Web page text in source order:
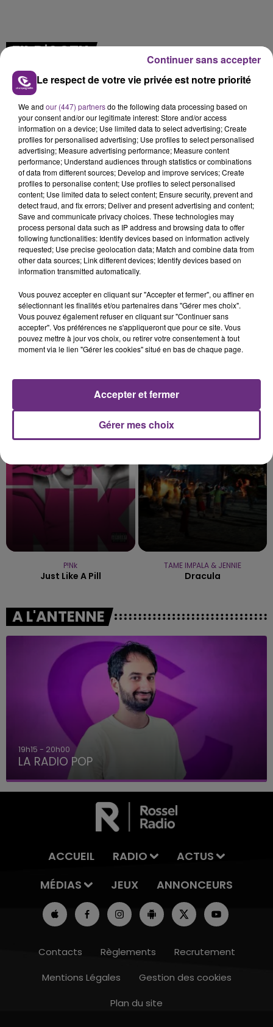
19h00 - 19h15
FIL D'ACTU
5 août 2026
UN FEU DE REMORQUE BLOQUE LA
CIRCULATION DANS LES ARDENNES
Un feu de remorque s'est déclaré ce mercredi en
fin de matinée sur l'A34.
5 août 2026
VENEZ FÊTER CE WEEK-END
L'ANNIVERSAIRE DE WOINIC
l'anniversaire du plus gros sanglier du monde.
Une fête est donc organisée et vous êtes tous
conviés !
TITRES DIFFUSÉS
14h37
14h37
P!nk
Just Like A Pill
14h33
14h33
TAME IMPALA & JENNIE
Dracula
A L'ANTENNE
LE BEST OF DE LA FAMILLE
ACCUEIL RADIO
ACTUS
MÉDIAS
JEUX ANNONCEURS
Contacts Règlements
Recrutement
Mentions Légales
Gestion des cookies
Plan du site
Le respect de votre vie privée est notre priorité
We and our (447) partnersdo the following data processing based on
your consent and/or our legitimate interest: Store and/or access
information on a device; Use limited data to select advertising; Create
profiles for personalised advertising; Use profiles to select personalised
advertising; Measure advertising performance; Measure content
performance; Understand audiences through statistics or combinations
of data from different sources; Develop and improve services; Create
profiles to personalise content; Use profiles to select personalised
content; Use limited data to select content; Ensure security, prevent and
detect fraud, and fix errors; Deliver and present advertising and content;
Save and communicate privacy choices. These technologies may
process personal data such as IP address and browsing data to offer
following functionalities: Identify devices based on information actively
requested; Use precise geolocation data; Match and combine data from
other data sources; Link different devices; Identify devices based on
information transmitted automatically.
Vous pouvez accepter en cliquant sur "Accepter et fermer", ou affiner en
sélectionnant les finalités et/ou partenaires dans "Gérer mes choix".
Vous pouvez également refuser en cliquant sur "Continuer sans
accepter". Vos préférences ne s'appliqueront que pour ce site. Vous
pouvez mettre à jour vos choix, ou retirer votre consentement à tout
moment via le lien "Gérer les cookies" situé en bas de chaque page.
Gérer mes choix
Accepter et fermer
Continuer sans accepter